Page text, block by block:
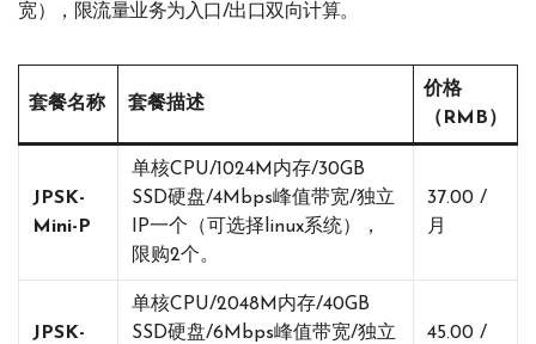
宽），限流量业务为入口/出口双向计算。
套餐名称 套餐描述
价格
（RMB）
JPSK-
Mini-P
单核CPU/1024M内存/30GB
SSD硬盘/4Mbps峰值带宽/独立
IP一个（可选择linux系统），
限购2个。
37.00 /
月
JPSK-
单核CPU/2048M内存/40GB
SSD硬盘/6Mbps峰值带宽/独立
45.00 /